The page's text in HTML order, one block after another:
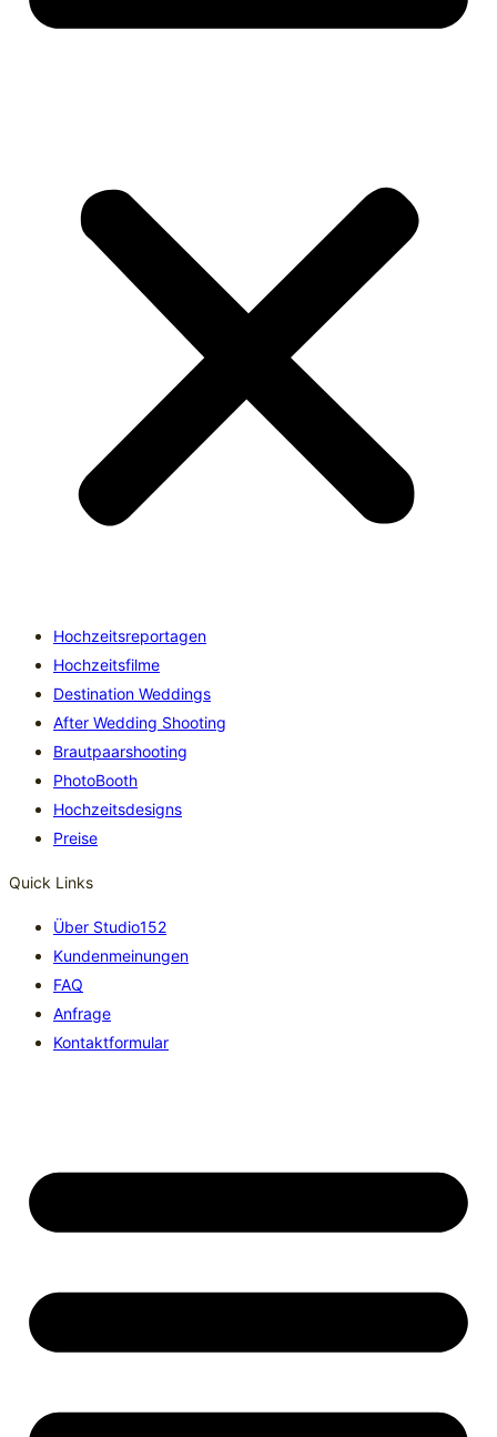
Hochzeitsreportagen
Hochzeitsfilme
Destination Weddings
After Wedding Shooting
Brautpaarshooting
PhotoBooth
Hochzeitsdesigns
Preise
Quick Links
Über Studio152
Kundenmeinungen
FAQ
Anfrage
Kontaktformular